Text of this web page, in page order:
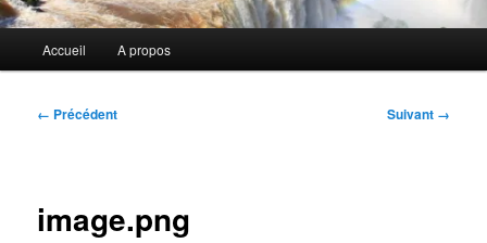
principal
Accueil A propos
Navigation
← Précédent Suivant →
image.png